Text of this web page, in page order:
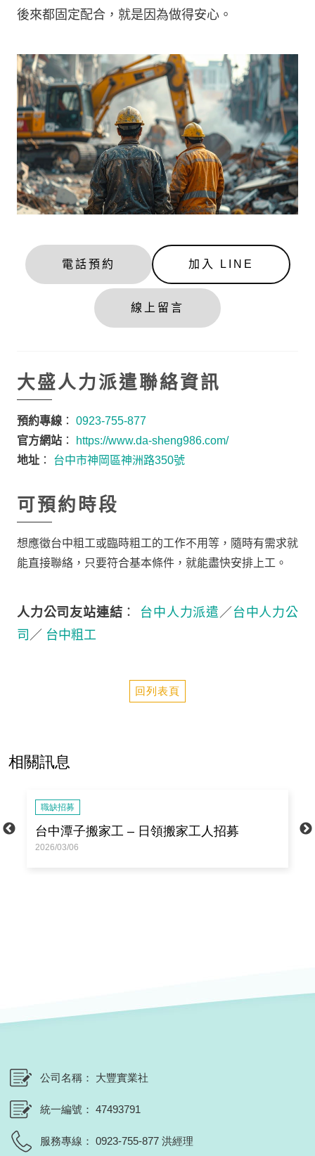
後來都固定配合，就是因為做得安心。
電話預約 加入 LINE
線上留言
大盛人力派遣聯絡資訊
預約專線 ： 0923-755-877
官方網站 ：
https://www.da-sheng986.com/
地址 ： 台中市神岡區神洲路350號
可預約時段
想應徵台中粗工或臨時粗工的工作不用等，隨時有需求就
能直接聯絡，只要符合基本條件，就能盡快安排上工。
人力公司友站連結 ： 台中人力派遣 ／ 台中人力公
司 ／ 台中粗工
回列表頁
相關訊息
職缺招募
台中潭子搬家工 – 日領搬家工人招募
2026/03/06
公司名稱 大豐實業社
統一編號 47493791
服務專線 0923-755-877 洪經理